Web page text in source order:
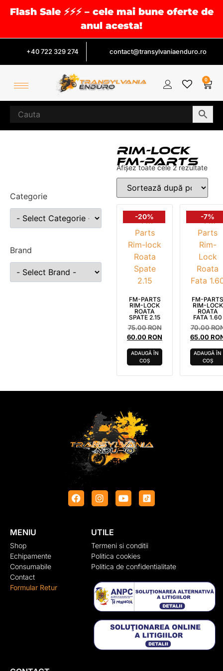
Flash Sale ⚡⚡⚡ – cele mai bune oferte de
anul acesta!
+40 722 329 274 contact@transylvaniaenduro.ro
0
Categorie
Brand
RIM-LOCK
FM-PARTS
Afișez toate cele 2 rezultate
-20%
FM-PARTS
RIM-LOCK
ROATA
SPATE 2.15
75.00RON
60.00RON
ADAUGĂ ÎN
COȘ
-7%
FM-PARTS
RIM-LOCK
ROATA
FATA 1.60
70.00
65.00
ADAUGĂ ÎN
COȘ
MENIU
Shop
Echipamente
Consumabile
Contact
Formular Retur
UTILE
Termeni si conditii
Politica cookies
Politica de confidentialitate